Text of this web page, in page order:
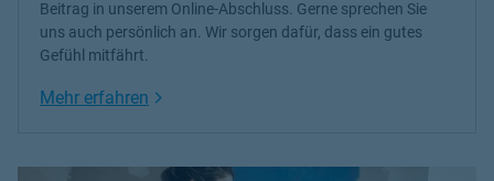
Beitrag in unserem Online-Abschluss. Gerne sprechen Sie
uns auch persönlich an. Wir sorgen dafür, dass ein gutes
Gefühl mitfährt.
Mehr erfahren Link Opens in New Tab